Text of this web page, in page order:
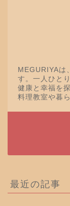
MEGURIYAは
す。一人ひと
健康と幸福を
料理教室や暮
最近の記事